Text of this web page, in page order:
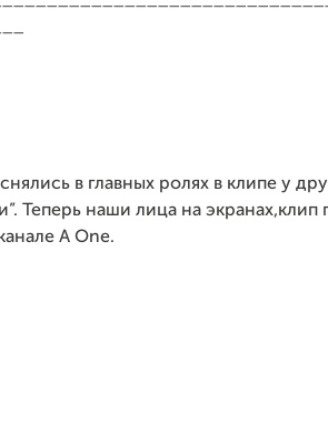
в главных ролях в клипе у
Теперь наши лица на экранах,клип
A One.